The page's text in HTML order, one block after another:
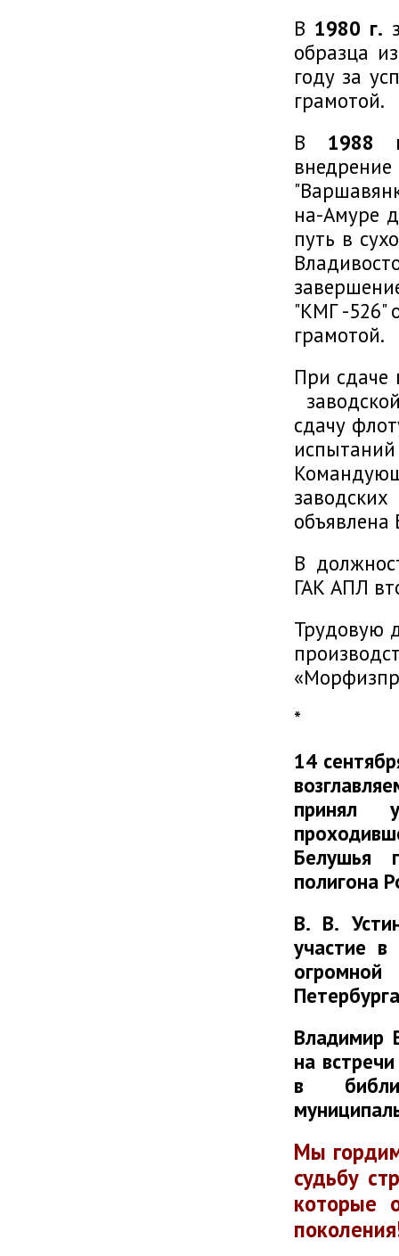
В 1980 г.
образца
году за
грамотой.
В 1988
на-Амуре
путь в
"КМГ -526"
грамотой.
При сдаче
сдачу
объявлена
В
ГАК АПЛ
Трудовую
*
14
принял
Белушья
полигона
В. В.
участие в
Владимир
на
в
Мы
судьбу
которые